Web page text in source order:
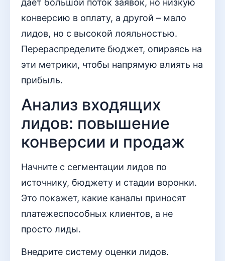
дает большой поток заявок, но низкую
конверсию в оплату, а другой – мало
лидов, но с высокой лояльностью.
Перераспределите бюджет, опираясь на
эти метрики, чтобы напрямую влиять на
прибыль.
Анализ входящих
лидов: повышение
конверсии и продаж
Начните с сегментации лидов по
источнику, бюджету и стадии воронки.
Это покажет, какие каналы приносят
платежеспособных клиентов, а не
просто лиды.
Внедрите систему оценки лидов.